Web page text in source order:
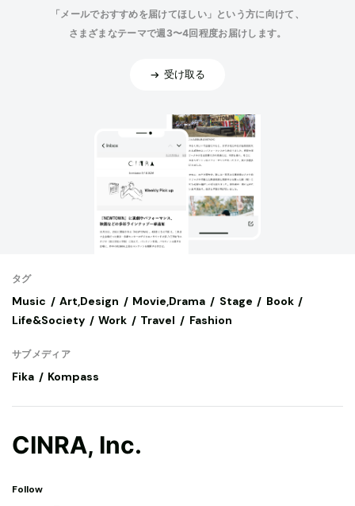
「メールでおすすめを届けてほしい」という方に向けて、
さまざまなテーマで週3〜4回程度お届けします。
受け取る
タグ
Music Art,Design Movie,Drama Stage
Book
Life&Society
Work Travel Fashion
サブメディア
Fika Kompass
CINRA, Inc.
Follow